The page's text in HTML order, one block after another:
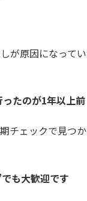
が原因になって
たのが1年以上前
チェックで見つ
も大歓迎です